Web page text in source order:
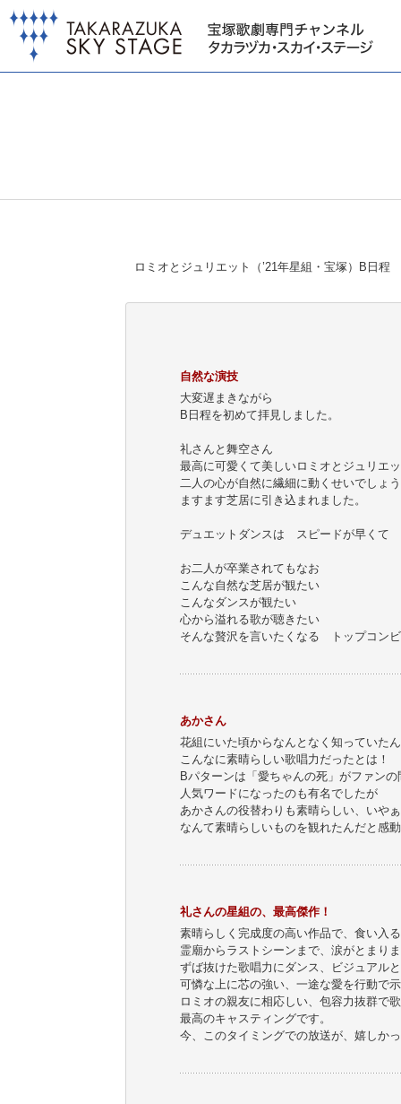
ロミオとジュリエット（’21年星組・宝塚）B日程
自然な演技
大変遅まきながら
B日程を初めて拝見しました。
礼さんと舞空さん
最高に可愛くて美しいロミオとジュリエ
二人の心が自然に繊細に動くせいでしょ
ますます芝居に引き込まれました。
デュエットダンスは スピードが早くて
お二人が卒業されてもなお
こんな自然な芝居が観たい
こんなダンスが観たい
心から溢れる歌が聴きたい
そんな贅沢を言いたくなる トップコン
あかさん
花組にいた頃からなんとなく知っていた
こんなに素晴らしい歌唱力だったとは！
Bパターンは「愛ちゃんの死」がファンの
人気ワードになったのも有名でしたが
あかさんの役替わりも素晴らしい、いや
なんて素晴らしいものを観れたんだと感
礼さんの星組の、最高傑作！
素晴らしく完成度の高い作品で、食い入
霊廟からラストシーンまで、涙がとまり
ずば抜けた歌唱力にダンス、ビジュアル
可憐な上に芯の強い、一途な愛を行動で
ロミオの親友に相応しい、包容力抜群で
最高のキャスティングです。
今、このタイミングでの放送が、嬉しか